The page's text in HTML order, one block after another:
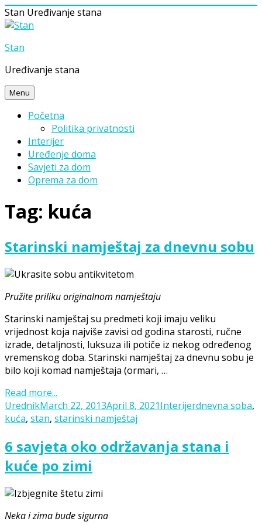
Stan Uređivanje stana
Skip
content
Stan
Uređivanje stana
Menu
Početna
Politika privatnosti
Interijer
Uređenje doma
Savjeti za dom
Oprema za dom
Tag: kuća
Starinski namještaj za dnevnu sobu
Pružite priliku originalnom namještaju
Starinski namještaj su predmeti koji imaju veliku
vrijednost koja najviše zavisi od godina starosti, ručne
izrade, detaljnosti, luksuza ili potiče iz nekog određenog
vremenskog doba. Starinski namještaj za dnevnu sobu je
bilo koji komad namještaja (ormari, …
Read more...
UrednikPosted
on
March 22, 2013April 8, 2021Categories
InterijerTags
dnevna soba,
kuća, stan, starinski namještaj
6 savjeta oko održavanja stana i
kuće po zimi
Neka i zima bude sigurna